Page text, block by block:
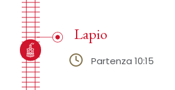
Lapio
Partenza 10:15